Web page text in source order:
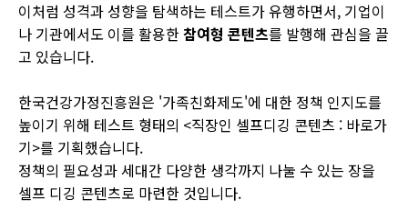
이처럼 성격과 성향을 탐색하는 테스트가 유행하면서, 기업이
나 기관에서도 이를 활용한참여형 콘텐츠를 발행해 관심을 끌
고 있습니다.
한국건강가정진흥원은 '가족친화제도'에 대한 정책 인지도를
높이기 위해 테스트 형태의 <직장인 셀프디깅 콘텐츠 : 바로가
기>를 기획했습니다.
정책의 필요성과 세대간 다양한 생각까지 나눌 수 있는 장을
셀프 디깅 콘텐츠로 마련한 것입니다.